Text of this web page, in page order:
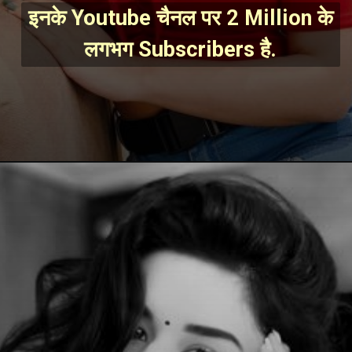
इनके Youtube चैनल पर 2 Million के
लगभग Subscribers है.
Opening https://mahivlogs.in/avneet-kaur/